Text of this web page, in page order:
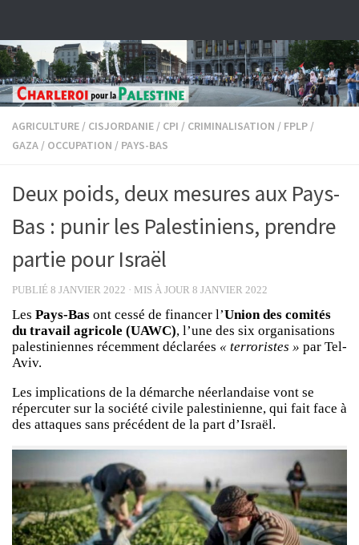
AGRICULTURE / CISJORDANIE / CPI / CRIMINALISATION / FPLP /
GAZA / OCCUPATION / PAYS-BAS
Deux poids, deux mesures aux Pays-
Bas : punir les Palestiniens, prendre
partie pour Israël
PUBLIÉ 8 JANVIER 2022 · MIS À JOUR 8 JANVIER 2022
Les Pays-Bas ont cessé de financer l’Union des comités
du travail agricole (UAWC), l’une des six organisations
palestiniennes récemment déclarées « terroristes » par Tel-
Aviv.
Les implications de la démarche néerlandaise vont se
répercuter sur la société civile palestinienne, qui fait face à
des attaques sans précédent de la part d’Israël.